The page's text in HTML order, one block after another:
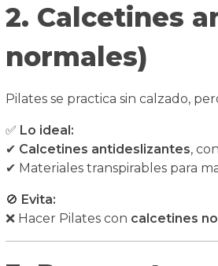
2. Calcetines
normales)
Pilates se practica sin calzado,
✅ Lo ideal:
✔ Calcetines antideslizantes,
✔ Materiales transpirables para
🚫 Evita:
❌ Hacer Pilates con calcetines